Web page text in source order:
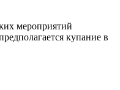
мероприятий
купание в